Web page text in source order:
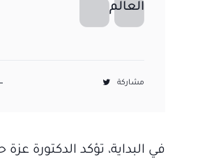
العالم
مشاركة
في البداية، تؤكد الدكتورة عزة